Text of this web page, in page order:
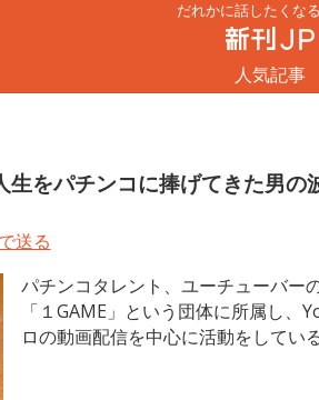
だれかに話したくな
人気記事
をパチンコに捧げてきた男の
パチンコタレント、ユーチューバー
「１GAME」という団体に所属し
ロの動画配信を中心に活動をしている